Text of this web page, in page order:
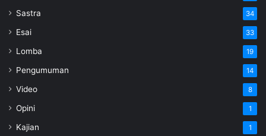
Sastra 34
Esai 33
Lomba 19
Pengumuman 14
Video 8
Opini 1
Kajian 1